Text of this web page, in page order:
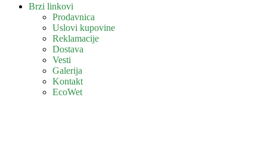
Brzi linkovi
Prodavnica
Uslovi kupovine
Reklamacije
Dostava
Vesti
Galerija
Kontakt
EcoWet